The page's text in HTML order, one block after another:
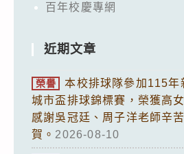
百年校慶專網
近期文章
榮譽
本校排球隊參加115年
城市盃排球錦標賽，榮獲高
感謝吳冠廷、周子洋老師辛
賀。 2026-08-10